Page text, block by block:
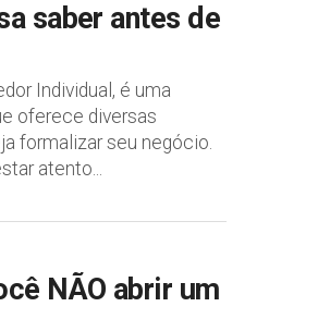
saber antes de
Individual, é uma
oferece diversas
formalizar seu negócio.
atento...
NÃO abrir um